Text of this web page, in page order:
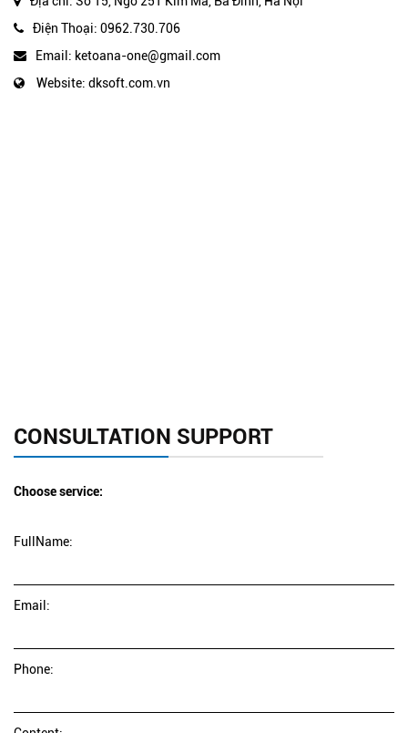
Điện Thoại: 0962.730.706
Email: ketoana-one@gmail.com
Website: dksoft.com.vn
CONSULTATION SUPPORT
Choose service:
FullName:
Email:
Phone: